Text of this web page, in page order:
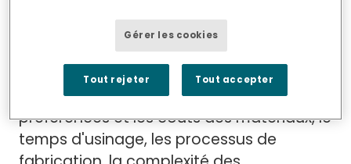
l'estimation traditionnelle des coûts. À
l'aide d'algorithmes sophistiqués, le
logiciel élimine les approximations en
calculant des facteurs tels que les
préférences et les coûts des matériaux, le
temps d'usinage, les processus de
Gérer les cookies
Tout rejeter Tout accepter